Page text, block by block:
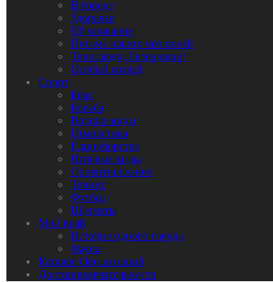
В городе
Здоровье
Образование
Письма наших читателей
Твои люди, Геленджик!
Особый взгляд
Спорт
Бокс
Борьба
Водные виды
Гимнастика
Единоборства
Игровые виды
Ориентирование
Теннис
Футбол
Шахматы
Мой край
История одного города
Фауна
Каталог Организаций
Достопримечательности